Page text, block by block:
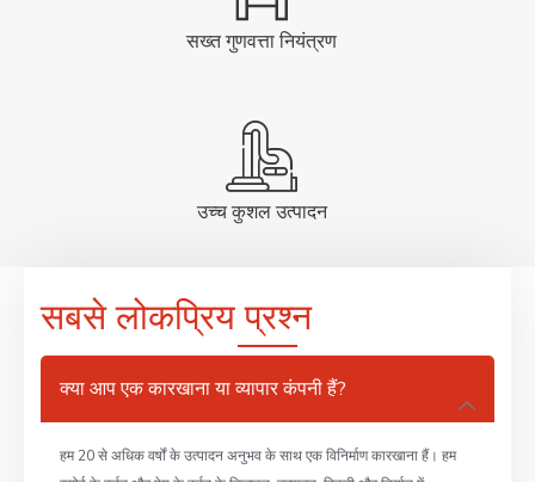
सख्त गुणवत्ता नियंत्रण
उच्च कुशल उत्पादन
सबसे लोकप्रिय प्रश्न
क्या आप एक कारखाना या व्यापार कंपनी हैं?
हम 20 से अधिक वर्षों के उत्पादन अनुभव के साथ एक विनिर्माण कारखाना हैं। हम